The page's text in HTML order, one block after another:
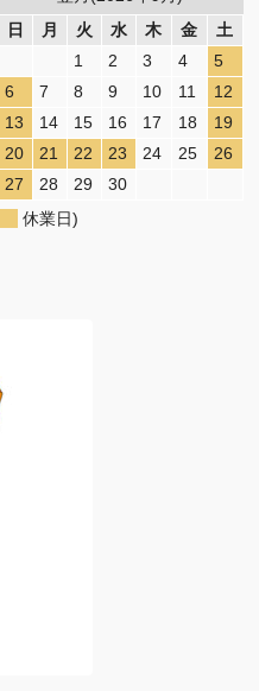
日
月 火 水 木 金
土
1
2 3 4
5
6
7 8 9 10 11
12
13
14 15 16 17 18
19
20
21 22 23 24 25
26
27
28 29
30
休業日)